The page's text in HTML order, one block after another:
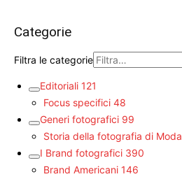
Categorie
Filtra le categorie
Editoriali 121
Focus specifici 48
Generi fotografici 99
Storia della fotografia di Moda
I Brand fotografici 390
Brand Americani 146